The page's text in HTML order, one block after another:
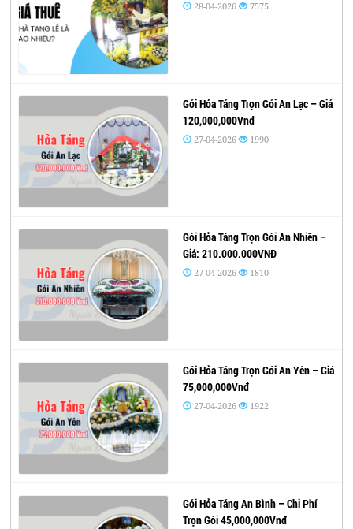
28-04-2026 7575
Gói Hỏa Táng Trọn Gói An Lạc – Giá
120,000,000Vnđ
27-04-2026 1990
Gói Hỏa Táng Trọn Gói An Nhiên –
Giá: 210.000.000VNĐ
27-04-2026 1810
Gói Hỏa Táng Trọn Gói An Yên – Giá
75,000,000Vnđ
27-04-2026 1922
Gói Hỏa Táng An Bình – Chi Phí
Trọn Gói 45,000,000Vnđ